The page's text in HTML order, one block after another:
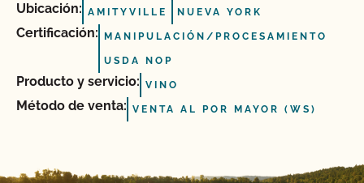
Ubicación: AMITYVILLE NUEVA YORK
Certificación: MANIPULACIÓN/PROCESAMIENTO
USDA NOP
Producto y servicio: VINO
Método de venta: VENTA AL POR MAYOR (WS)